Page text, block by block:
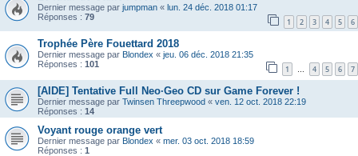
Dernier message par jumpman « lun. 24 déc. 2018 01:17
Réponses : 79 1 2 3 4 5 6
Trophée Père Fouettard 2018
Dernier message par Blondex « jeu. 06 déc. 2018 21:35
Réponses : 101 1 … 4 5 6 7
[AIDE] Tentative Full Neo·Geo CD sur Game Forever !
Dernier message par Twinsen Threepwood « ven. 12 oct. 2018 22:19
Réponses : 14
Voyant rouge orange vert
Dernier message par Blondex « mer. 03 oct. 2018 18:59
Réponses : 1